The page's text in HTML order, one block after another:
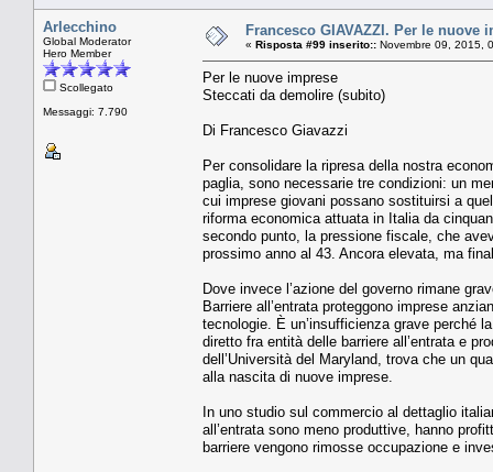
Arlecchino
Global Moderator
Hero Member
Scollegato
Messaggi: 7.790
Francesco GIAVAZZI. Per le nuove
« Risposta #99 inserito:: Novembre 09, 2015,
Per le nuove imprese
Steccati da demolire (subito)
Di Francesco Giavazzi
Per consolidare la ripresa della nostra
paglia, sono necessarie tre condizioni: un
cui imprese giovani possano sostituirsi a
riforma economica attuata in Italia da
secondo punto, la pressione fiscale, che
prossimo anno al 43. Ancora elevata, ma
Dove invece l’azione del governo rimane
Barriere all’entrata proteggono imprese
tecnologie. È un’insufficienza grave perché
diretto fra entità delle barriere all’entrata e
dell’Università del Maryland, trova che un
alla nascita di nuove imprese.
In uno studio sul commercio al dettaglio
all’entrata sono meno produttive, hanno
barriere vengono rimosse occupazione e